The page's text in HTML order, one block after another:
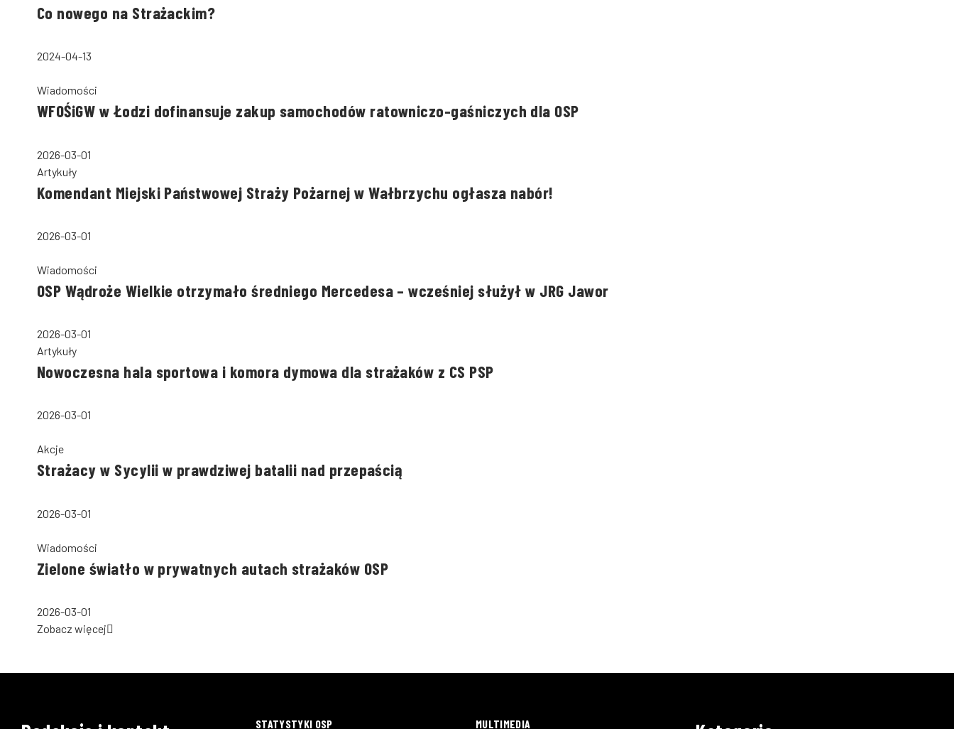
Co nowego na Strażackim?
2024-04-13
Wiadomości
WFOŚiGW w Łodzi dofinansuje zakup samochodów ratowniczo-gaśniczych dla OSP
2026-03-01
Artykuły
Komendant Miejski Państwowej Straży Pożarnej w Wałbrzychu ogłasza nabór!
2026-03-01
Wiadomości
OSP Wądroże Wielkie otrzymało średniego Mercedesa – wcześniej służył w JRG Jawor
2026-03-01
Artykuły
Nowoczesna hala sportowa i komora dymowa dla strażaków z CS PSP
2026-03-01
Akcje
Strażacy w Sycylii w prawdziwej batalii nad przepaścią
2026-03-01
Wiadomości
Zielone światło w prywatnych autach strażaków OSP
2026-03-01
Zobacz więcej
STATYSTYKI OSP MULTIMEDIA